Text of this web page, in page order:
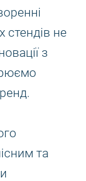
стендів не
з
та